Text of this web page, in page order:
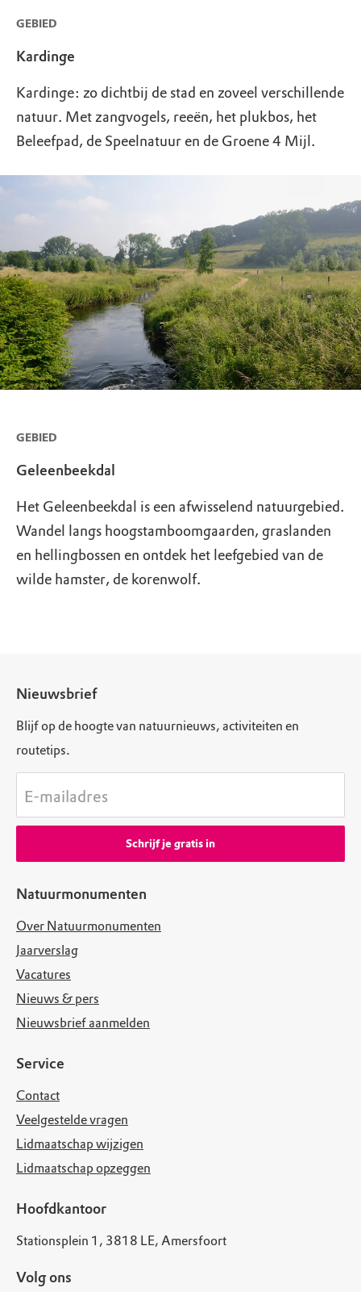
GEBIED
Kardinge
Kardinge: zo dichtbij de stad en zoveel verschillende
natuur. Met zangvogels, reeën, het plukbos, het
Beleefpad, de Speelnatuur en de Groene 4 Mijl.
GEBIED
Geleenbeekdal
Het Geleenbeekdal is een afwisselend natuurgebied.
Wandel langs hoogstamboomgaarden, graslanden
en hellingbossen en ontdek het leefgebied van de
wilde hamster, de korenwolf.
Natuurmonumenten
Over Natuurmonumenten
Jaarverslag
Vacatures
Nieuws & pers
Nieuwsbrief aanmelden
Service
Contact
Veelgestelde vragen
Lidmaatschap wijzigen
Lidmaatschap opzeggen
Hoofdkantoor
Stationsplein 1, 3818 LE, Amersfoort
Volg ons
Nieuwsbrief
Blijf op de hoogte van natuurnieuws, activiteiten en
routetips.
E-mailadres
Schrijf je gratis in